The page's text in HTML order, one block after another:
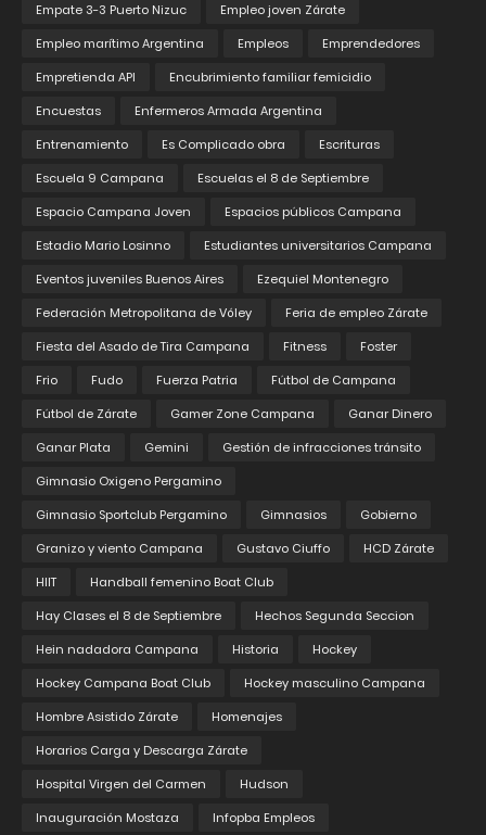
Empate 3-3 Puerto Nizuc
Empleo joven Zárate
Empleo marítimo Argentina
Empleos
Emprendedores
Empretienda API
Encubrimiento familiar femicidio
Encuestas
Enfermeros Armada Argentina
Entrenamiento
Es Complicado obra
Escrituras
Escuela 9 Campana
Escuelas el 8 de Septiembre
Espacio Campana Joven
Espacios públicos Campana
Estadio Mario Losinno
Estudiantes universitarios Campana
Eventos juveniles Buenos Aires
Ezequiel Montenegro
Federación Metropolitana de Vóley
Feria de empleo Zárate
Fiesta del Asado de Tira Campana
Fitness
Foster
Frio
Fudo Fuerza Patria
Fútbol de Campana
Fútbol de Zárate
Gamer Zone Campana
Ganar Dinero
Ganar Plata
Gemini
Gestión de infracciones tránsito
Gimnasio Oxigeno Pergamino
Gimnasio Sportclub Pergamino
Gimnasios
Gobierno
Granizo y viento Campana
Gustavo Ciuffo
HCD Zárate
HIIT
Handball femenino Boat Club
Hay Clases el 8 de Septiembre
Hechos Segunda Seccion
Hein nadadora Campana
Historia
Hockey
Hockey Campana Boat Club
Hockey masculino Campana
Hombre Asistido Zárate
Homenajes
Horarios Carga y Descarga Zárate
Hospital Virgen del Carmen
Hudson
Inauguración Mostaza
Infopba Empleos